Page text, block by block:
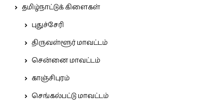
தமிழ்நாட்டுக் கிளைகள்
புதுச்சேரி
திருவள்ளூர் மாவட்டம்
சென்னை மாவட்டம்
காஞ்சிபுரம்
செங்கல்பட்டு மாவட்டம்